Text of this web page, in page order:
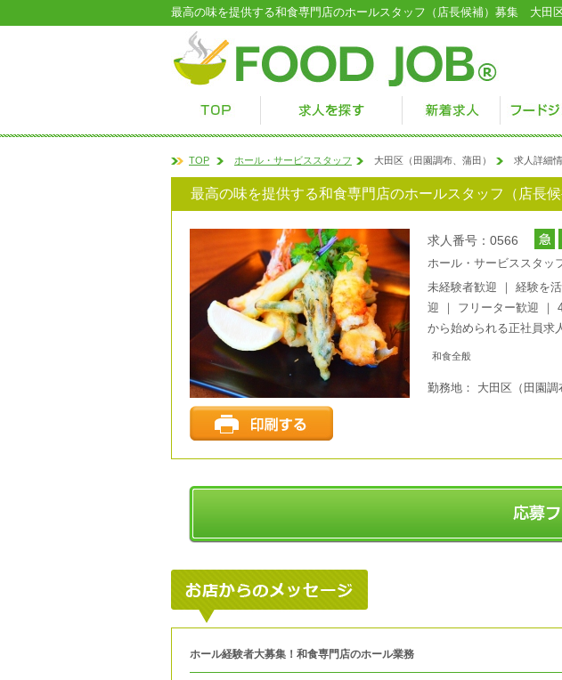
最高の味を提供する和食専門店のホールスタッフ（店長候補）募集 大田
TOP ホール・サービススタッフ 大田区（田園調布、蒲田） 求人詳細
最高の味を提供する和食専門店のホールスタッフ（店長
求人番号：0566
ホール・サービススタッ
未経験者歓迎 ｜ 経験を
迎 ｜ フリーター歓迎 ｜
から始められる正社員求
和食全般
勤務地： 大田区（田園調
ホール経験者大募集！和食専門店のホール業務